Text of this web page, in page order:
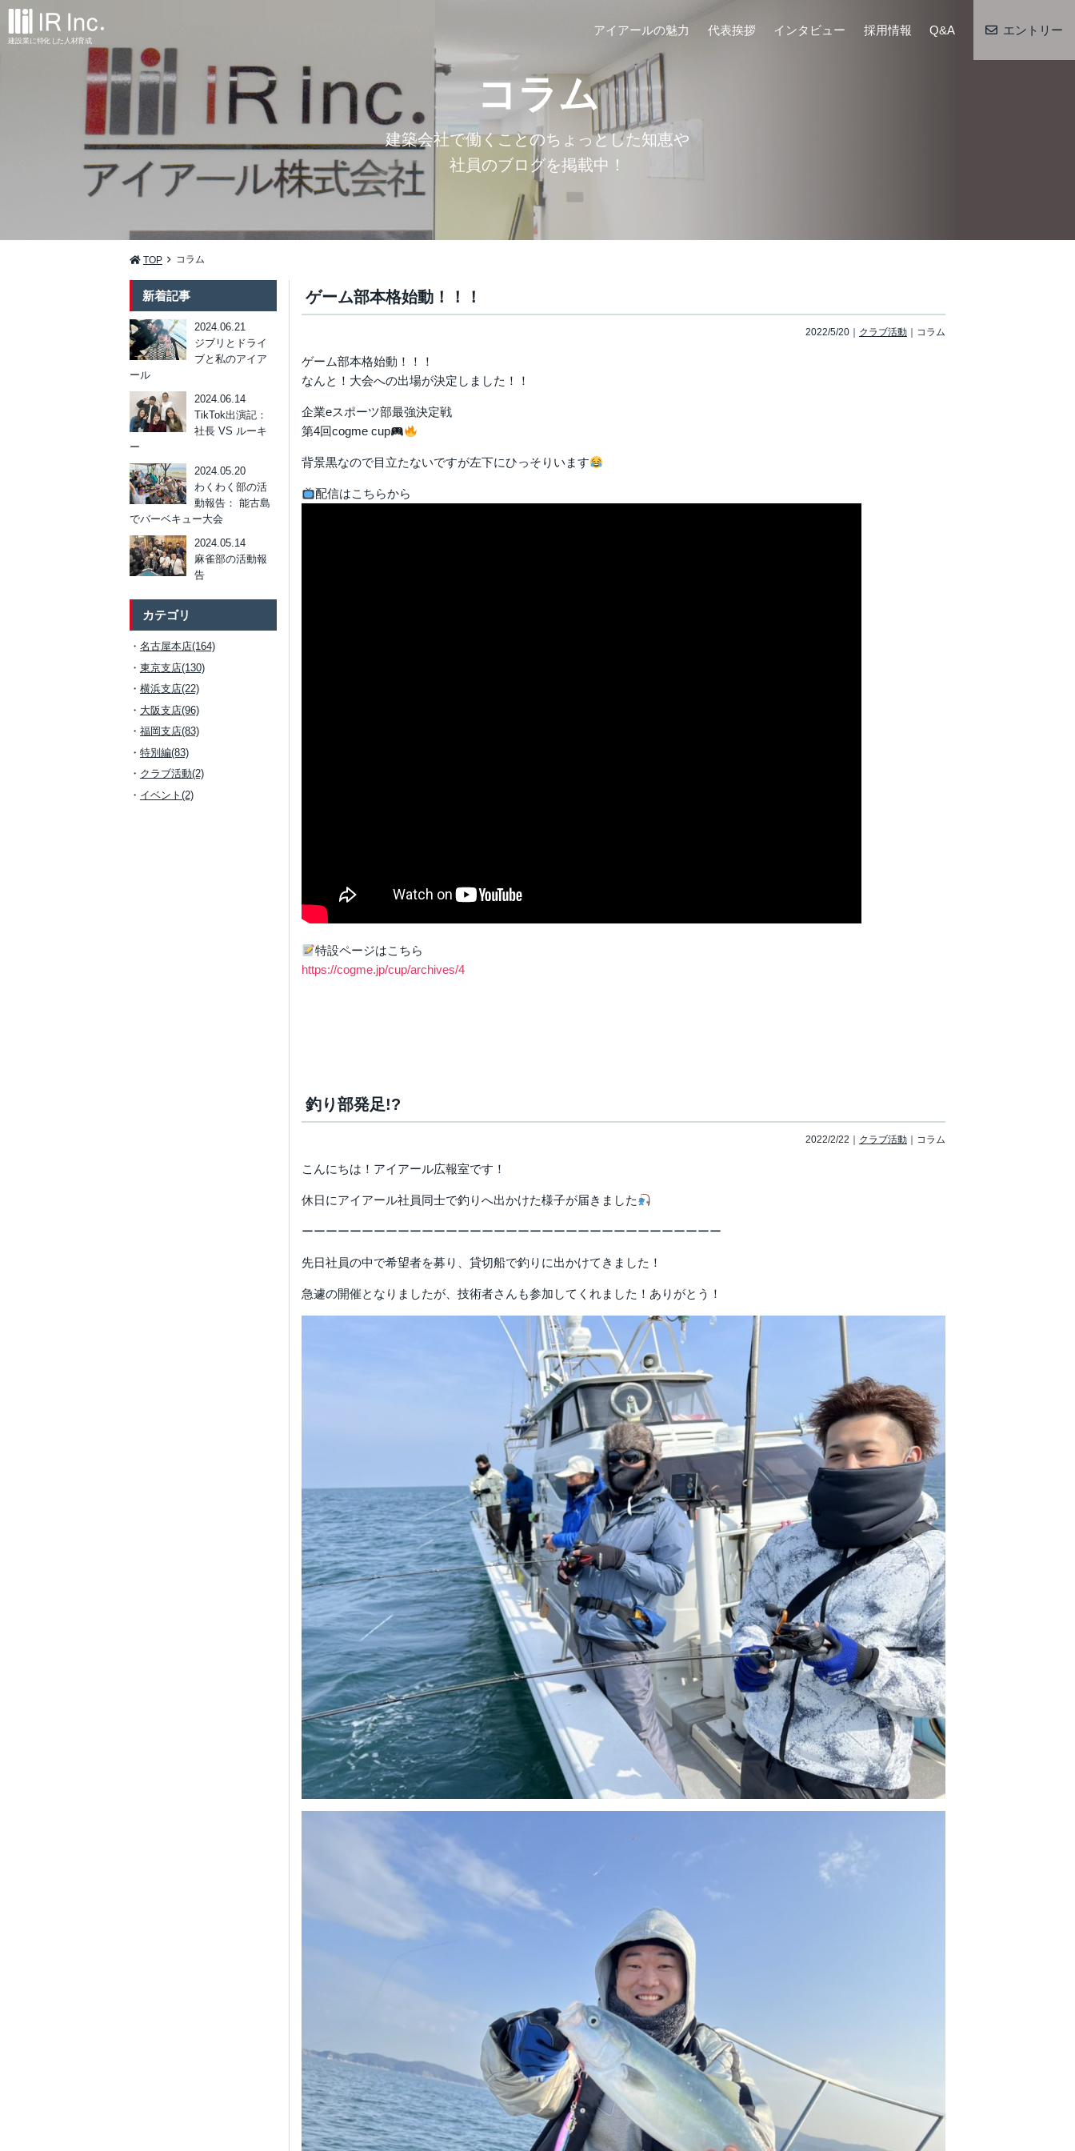
建設業に特化 した 人材育成
アイアールの魅力 代表挨拶 インタビュー 採用情報 Q&A エントリー
コラム
建築会社で働くことのちょっとした知恵や
社員のブログを掲載中！
TOP コラム
新着記事
2024.06.21
ジブリとドライ
ブと私のアイア
ール
2024.06.14
TikTok出演記：
社長 VS ルーキ
ー
2024.05.20
わくわく部の活
動報告： 能古島
でバーベキュー大会
2024.05.14
麻雀部の活動報
告
カテゴリ
名古屋本店(164)
東京支店(130)
横浜支店(22)
大阪支店(96)
福岡支店(83)
特別編(83)
クラブ活動(2)
イベント(2)
ゲーム部本格始動！！！
2022/5/20 クラブ活動 コラム
ゲーム部本格始動！！！
なんと！大会への出場が決定しました！！
企業eスポーツ部最強決定戦
第4回cogme cup
背景黒なので目立たないですが左下にひっそりいます
配信はこちらから
特設ページはこちら
https://cogme.jp/cup/archives/4
釣り部発足!?
2022/2/22 クラブ活動 コラム
こんにちは！アイアール広報室です！
休日にアイアール社員同士で釣りへ出かけた様子が届きました
ーーーーーーーーーーーーーーーーーーーーーーーーーーーーーーーーーーー
先日社員の中で希望者を募り、貸切船で釣りに出かけてきました！
急遽の開催となりましたが、技術者さんも参加してくれました！ありがとう！